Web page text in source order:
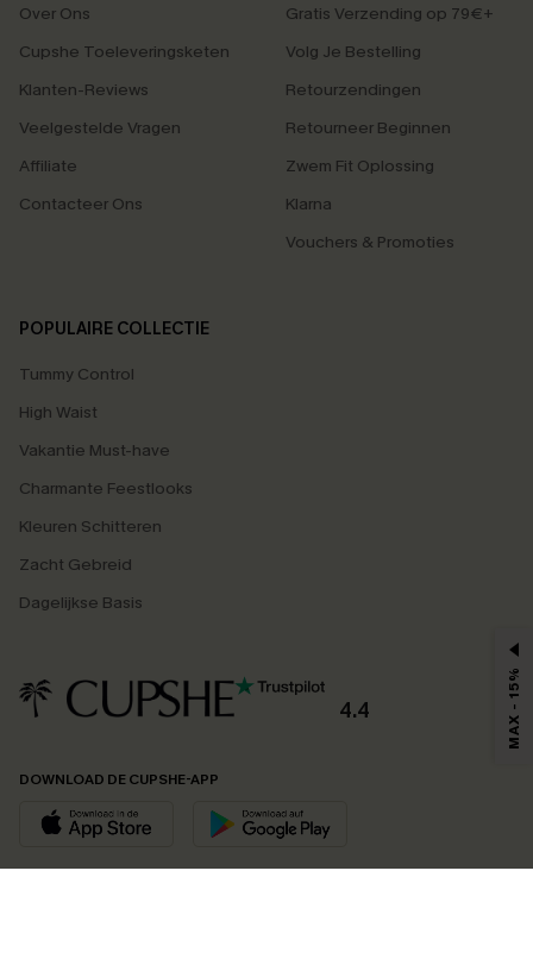
Over Ons
Cupshe Toeleveringsketen
Klanten-Reviews
Veelgestelde Vragen
Affiliate
Contacteer Ons
Gratis Verzending op 79€+
Volg Je Bestelling
Retourzendingen
Retourneer Beginnen
Zwem Fit Oplossing
Klarna
Vouchers & Promoties
POPULAIRE COLLECTIE
Tummy Control
High Waist
Vakantie Must-have
Charmante Feestlooks
Kleuren Schitteren
Zacht Gebreid
Dagelijkse Basis
4.4
DOWNLOAD DE CUPSHE-APP
MAX - 15%